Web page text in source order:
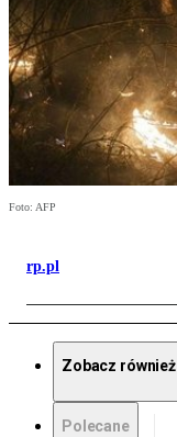
Foto: AFP
rp.pl
Zobacz również
Polecane